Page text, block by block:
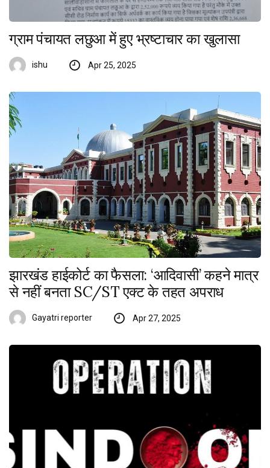
ग्राम पंचायत लछुआ में हुए भ्रष्टाचार का खुलासा
ishu Apr 25, 2025
झारखंड हाईकोर्ट का फैसला: ‘आदिवासी’ कहने मात्र
से नहीं बनता SC/ST एक्ट के तहत अपराध
Gayatri reporter Apr 27, 2025